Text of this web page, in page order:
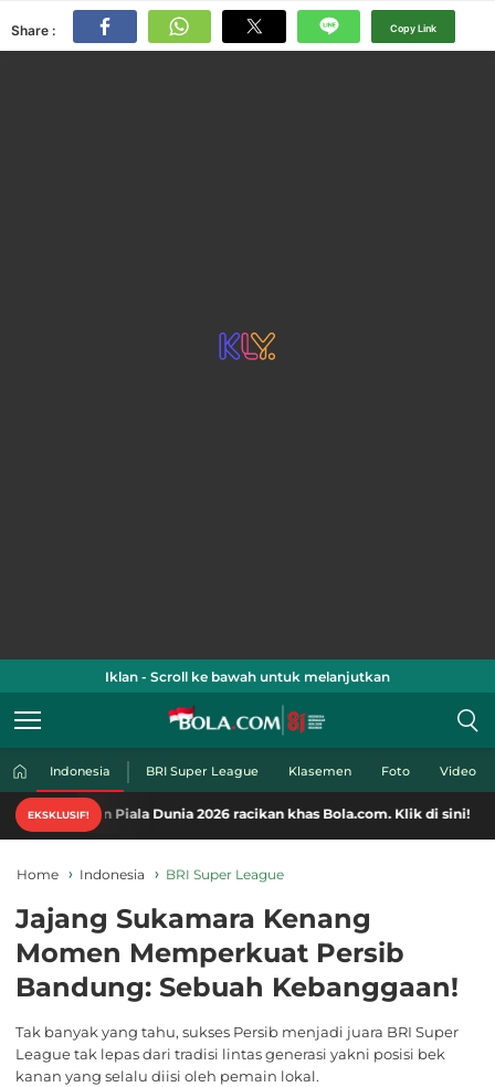
Share : Copy Link
Iklan - Scroll ke bawah untuk melanjutkan
Indonesia BRI Super League Klasemen Foto Video
EKSKLUSIF!
Piala Dunia 2026 racikan khas Bola.com. Klik di sini!
Home Indonesia BRI Super League
Jajang Sukamara Kenang
Momen Memperkuat Persib
Bandung: Sebuah Kebanggaan!
Tak banyak yang tahu, sukses Persib menjadi juara BRI Super
League tak lepas dari tradisi lintas generasi yakni posisi bek
kanan yang selalu diisi oleh pemain lokal.